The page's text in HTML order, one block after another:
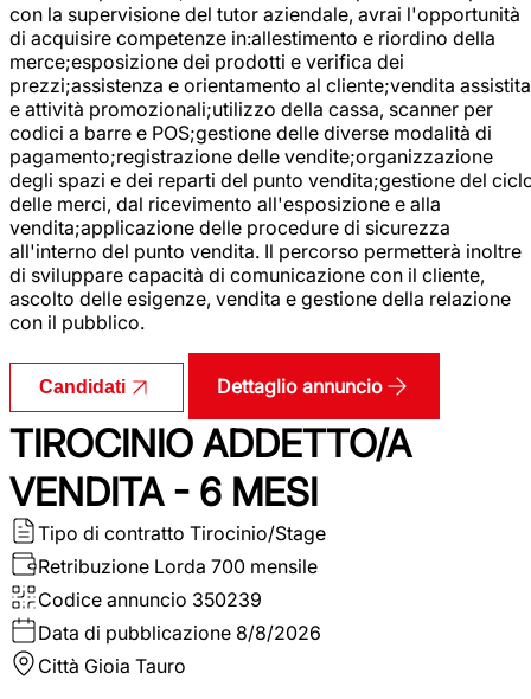
con la supervisione del tutor aziendale, avrai l'opportunità
di acquisire competenze in:allestimento e riordino della
merce;esposizione dei prodotti e verifica dei
prezzi;assistenza e orientamento al cliente;vendita assistita
e attività promozionali;utilizzo della cassa, scanner per
codici a barre e POS;gestione delle diverse modalità di
pagamento;registrazione delle vendite;organizzazione
degli spazi e dei reparti del punto vendita;gestione del
delle merci, dal ricevimento all'esposizione e alla
vendita;applicazione delle procedure di sicurezza
all'interno del punto vendita. Il percorso permetterà inoltre
di sviluppare capacità di comunicazione con il cliente,
ascolto delle esigenze, vendita e gestione della relazione
con il pubblico.
Candidati Dettaglio annuncio
TIROCINIO ADDETTO/A
VENDITA - 6 MESI
Tipo di contratto Tirocinio/Stage
Retribuzione Lorda 700 mensile
Codice annuncio 350239
Data di pubblicazione 8/8/2026
Città Gioia Tauro